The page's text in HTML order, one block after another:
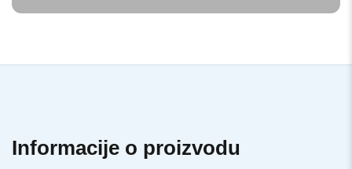
Informacije o proizvodu